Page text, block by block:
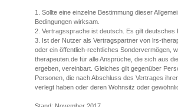
1. Sollte eine einzelne Bestimmung dieser
Bedingungen wirksam.
2. Vertragssprache ist deutsch. Es gilt
3. Ist der Nutzer als Vertragspartner von lrs-
oder ein öffentlich-rechtliches Sondervermögen,
therapeuten.de für alle Ansprüche, die sich aus
ergeben, vereinbart. Gleiches gilt gegenüber
Personen, die nach Abschluss des Vertrages
verlegt haben oder deren Wohnsitz oder